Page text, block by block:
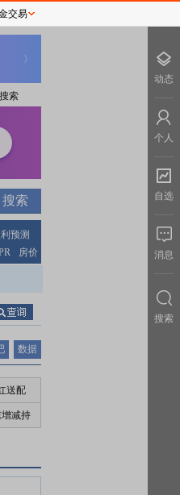
搜索
预测
房价
数据
送配
增减持
交易
动态
个人
自选
消息
搜索